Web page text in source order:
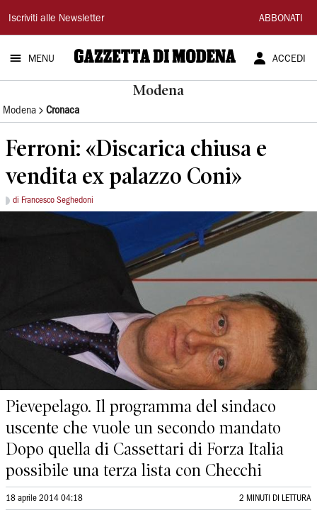
Gazzetta
di
Modena
Iscriviti alle Newsletter ABBONATI
MENU ACCEDI
Modena
Modena Cronaca
Ferroni: «Discarica chiusa e
vendita ex palazzo Coni»
di Francesco Seghedoni
Pievepelago. Il programma del sindaco
uscente che vuole un secondo mandato
Dopo quella di Cassettari di Forza Italia
possibile una terza lista con Checchi
18 aprile 2014 04:18 2 MINUTI DI LETTURA